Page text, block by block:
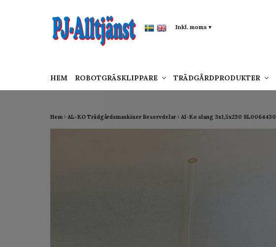
Hem AL-KO Trädgårdsmaskiner Reservdelar Al-Ko slang 3x1,5x230 SL0064430
Inkl. moms ▾
HEM ROBOTGRÄSKLIPPARE TRÄDGÅRDPRODUKTER